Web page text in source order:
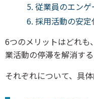
従業員のエン
採用活動の安
6つのメリットはどれも
業活動の停滞を解消す
それぞれについて、具